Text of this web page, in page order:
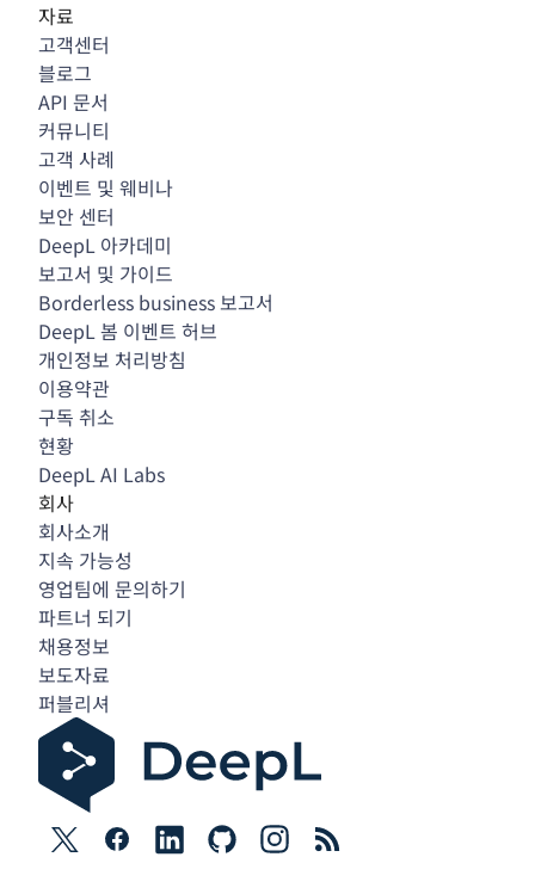
자료
고객센터
블로그
API 문서
커뮤니티
고객 사례
이벤트 및 웨비나
보안 센터
DeepL 아카데미
보고서 및 가이드
Borderless business 보고서
DeepL 봄 이벤트 허브
개인정보 처리방침
이용약관
구독 취소
현황
DeepL AI Labs
회사
회사소개
지속 가능성
영업팀에 문의하기
파트너 되기
채용정보
보도자료
퍼블리셔